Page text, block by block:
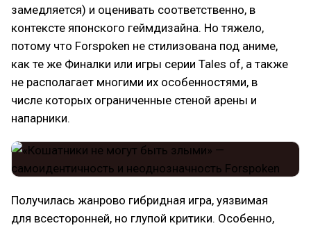
замедляется) и оценивать соответственно, в
контексте японского геймдизайна. Но тяжело,
потому что Forspoken не стилизована под аниме,
как те же Финалки или игры серии Tales of, а также
не располагает многими их особенностями, в
числе которых ограниченные стеной арены и
напарники.
Получилась жанрово гибридная игра, уязвимая
для всесторонней, но глупой критики. Особенно,